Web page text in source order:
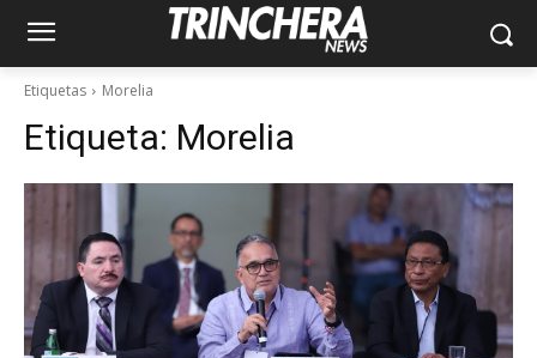
Etiquetas Morelia
Etiqueta: Morelia